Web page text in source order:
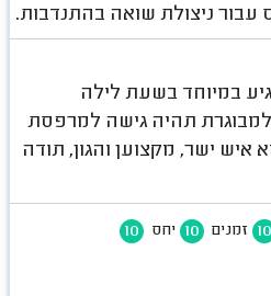
עבור ניצולת שואה בהתנדבות.
במיוחד בשעת לילה
תהיה גישה למרפסת
איש ישר, מקצוען והגון, תודה
10 זמנים 10 יחס 10